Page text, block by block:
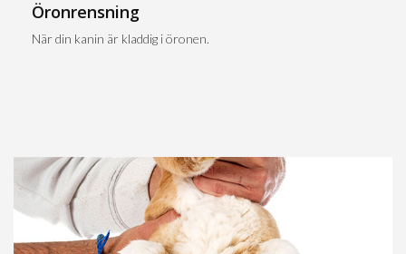
Öronrensning
När din kanin är kladdig i öronen.